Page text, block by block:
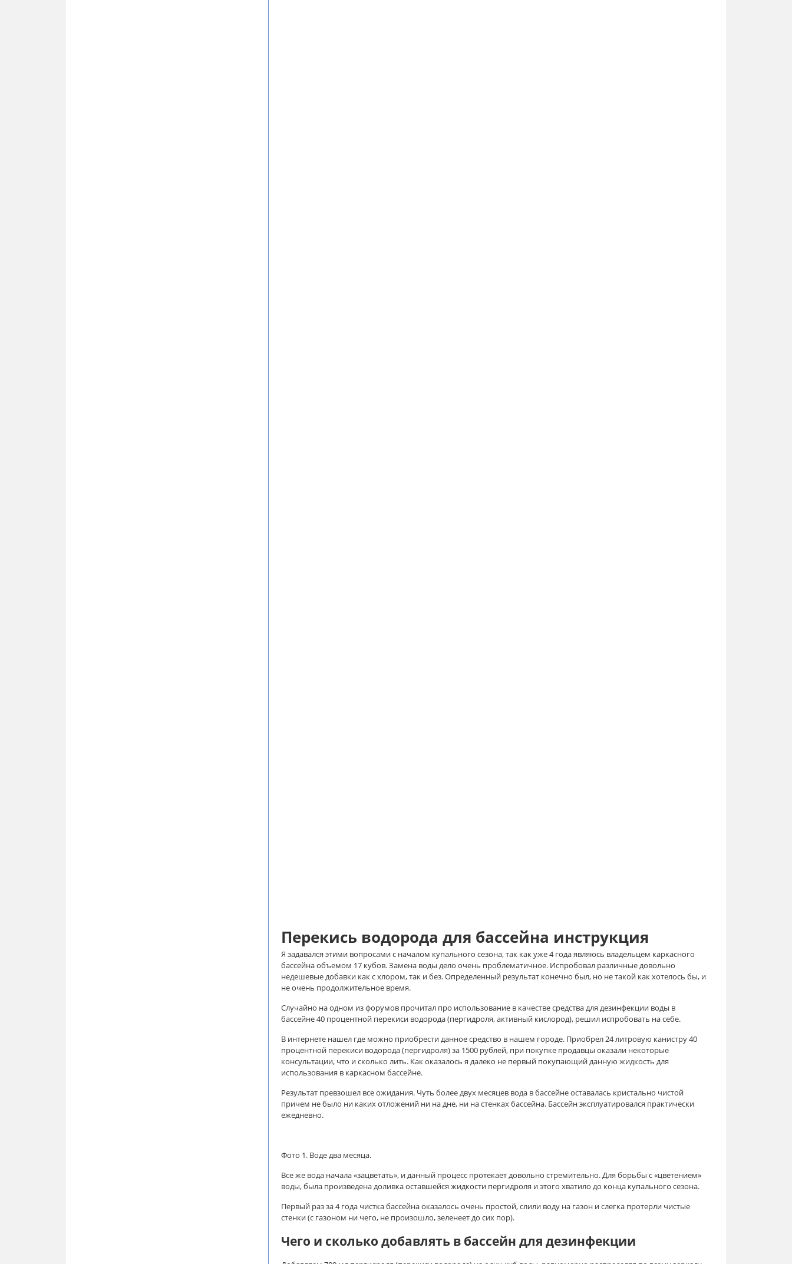
Перекись водорода для бассейна инструкция
Я задавался этими вопросами с началом купального сезона, так как уже 4 года являюсь владельцем каркасного
бассейна объемом 17 кубов. Замена воды дело очень проблематичное. Испробовал различные довольно
недешевые добавки как с хлором, так и без. Определенный результат конечно был, но не такой как хотелось бы, и
не очень продолжительное время.
Случайно на одном из форумов прочитал про использование в качестве средства для дезинфекции воды в
бассейне 40 процентной перекиси водорода (пергидроля, активный кислород), решил испробовать на себе.
В интернете нашел где можно приобрести данное средство в нашем городе. Приобрел 24 литровую канистру 40
процентной перекиси водорода (пергидроля) за 1500 рублей, при покупке продавцы оказали некоторые
консультации, что и сколько лить. Как оказалось я далеко не первый покупающий данную жидкость для
использования в каркасном бассейне.
Результат превзошел все ожидания. Чуть более двух месяцев вода в бассейне оставалась кристально чистой
причем не было ни каких отложений ни на дне, ни на стенках бассейна. Бассейн эксплуатировался практически
ежедневно.
Фото 1. Воде два месяца.
Все же вода начала «зацветать», и данный процесс протекает довольно стремительно. Для борьбы с «цветением»
воды, была произведена доливка оставшейся жидкости пергидроля и этого хватило до конца купального сезона.
Первый раз за 4 года чистка бассейна оказалось очень простой, слили воду на газон и слегка протерли чистые
стенки (с газоном ни чего, не произошло, зеленеет до сих пор).
Чего и сколько добавлять в бассейн для дезинфекции